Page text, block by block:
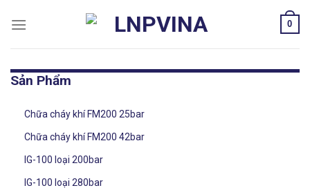
0
Sản Phẩm
Chữa cháy khí FM200 25bar
Chữa cháy khí FM200 42bar
IG-100 loại 200bar
IG-100 loại 280bar